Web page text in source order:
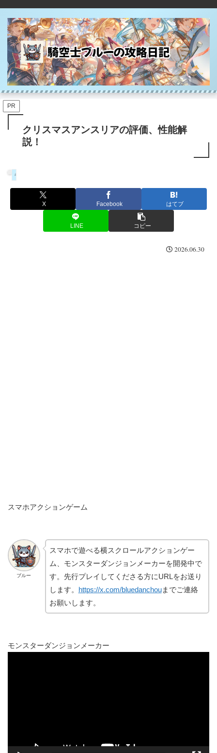
PR
クリスマスアンスリアの評価、性能解
説！
キャラ
X Facebook はてブ
LINE コピー
2026.06.30
スマホアクションゲーム
ブルー
スマホで遊べる横スクロールアクションゲー
ム、モンスターダンジョンメーカーを開発中で
す。先行プレイしてくださる方にURLをお送り
します。 https://x.com/bluedanchouまでご連絡
お願いします。
モンスターダンジョンメーカー